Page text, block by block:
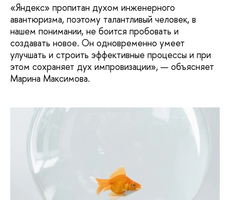
«Яндекс» пропитан духом инженерного
авантюризма, поэтому талантливый человек, в
нашем понимании, не боится пробовать и
создавать новое. Он одновременно умеет
улучшать и строить эффективные процессы и при
этом сохраняет дух импровизации», — объясняет
Марина Максимова.